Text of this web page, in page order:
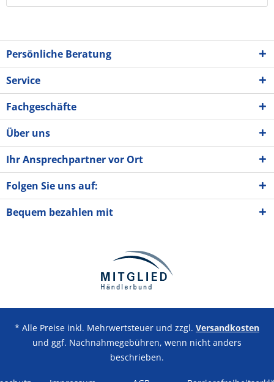
Persönliche Beratung
Service
Fachgeschäfte
Über uns
Ihr Ansprechpartner vor Ort
Folgen Sie uns auf:
Bequem bezahlen mit
* Alle Preise inkl. Mehrwertsteuer und zzgl. Versandkosten
und ggf. Nachnahmegebühren, wenn nicht anders
beschrieben.